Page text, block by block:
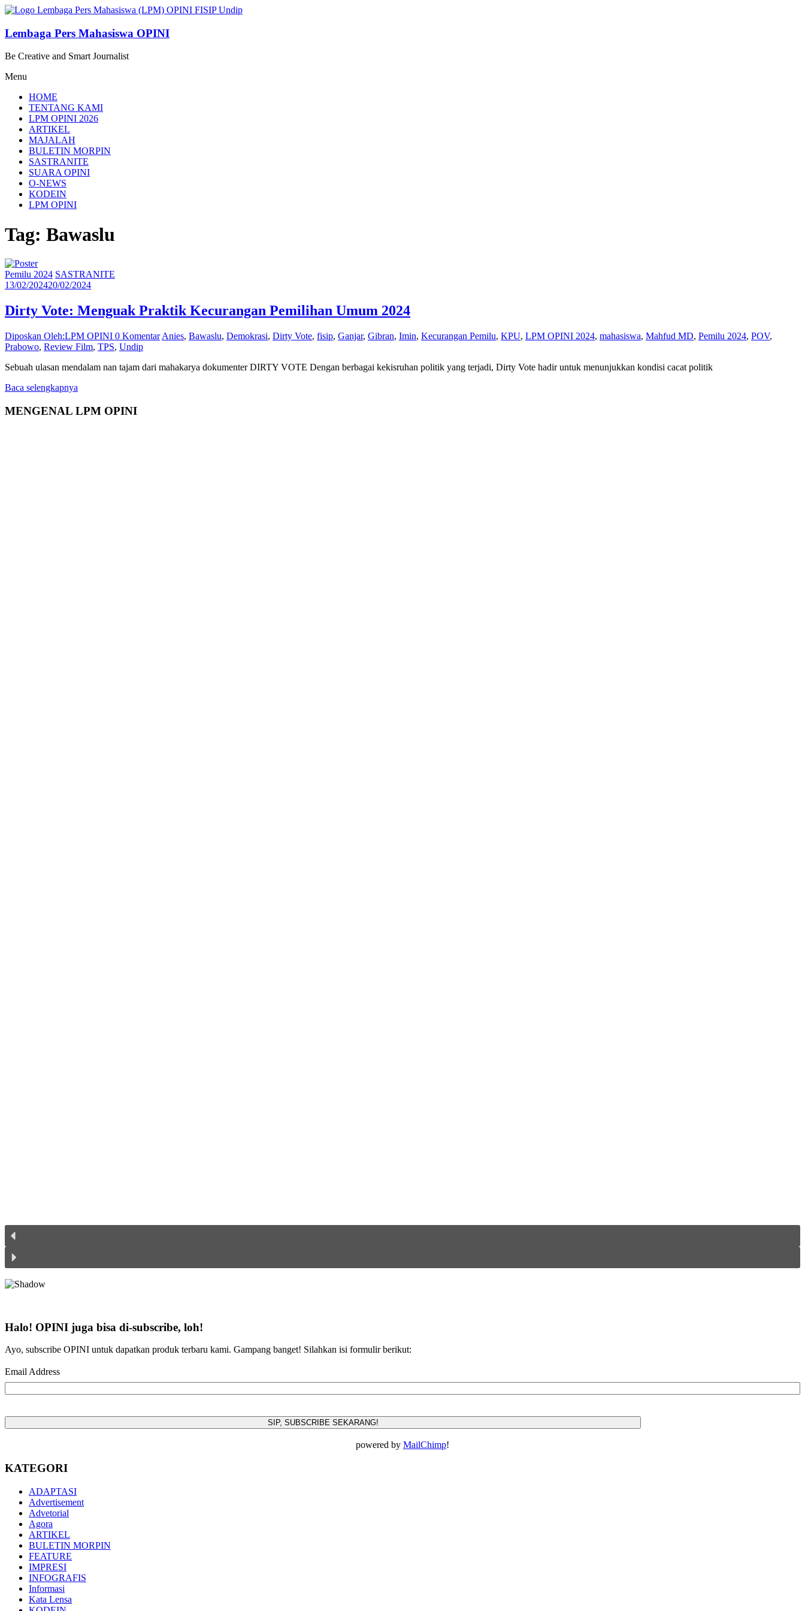
Lompat
konten
Lembaga Pers Mahasiswa OPINI
Be Creative and Smart Journalist
Menu
HOME
TENTANG KAMI
LPM OPINI 2026
ARTIKEL
MAJALAH
BULETIN MORPIN
SASTRANITE
SUARA OPINI
O-NEWS
KODEIN
LPM OPINI
Tag: Bawaslu
Pemilu 2024 SASTRANITE
13/02/202420/02/2024
Dirty Vote: Menguak Praktik Kecurangan Pemilihan Umum 2024
Diposkan Oleh:LPM OPINI 0 Komentar Anies, Bawaslu, Demokrasi, Dirty Vote, fisip, Ganjar, Gibran, Imin, Kecurangan Pemilu, KPU, LPM OPINI 2024, mahasiswa, Mahfud MD, Pemilu 2024, POV,
Prabowo, Review Film, TPS, Undip
Sebuah ulasan mendalam nan tajam dari mahakarya dokumenter DIRTY VOTE Dengan berbagai kekisruhan politik yang terjadi, Dirty Vote hadir untuk menunjukkan kondisi cacat politik
Baca selengkapnya
MENGENAL LPM OPINI
Halo! OPINI juga bisa di-subscribe, loh!
Ayo, subscribe OPINI untuk dapatkan produk terbaru kami. Gampang banget! Silahkan isi formulir berikut:
Email Address
powered by MailChimp!
KATEGORI
ADAPTASI
Advertisement
Advetorial
Agora
ARTIKEL
BULETIN MORPIN
FEATURE
IMPRESI
INFOGRAFIS
Informasi
Kata Lensa